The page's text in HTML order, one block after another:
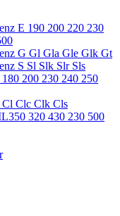
E 190 200 220 230
G Gl Gla Gle Glk Gt
S Sl Slk Slr Sls
200 230 240 250
Cl Clc Clk Cls
320 430 230 500